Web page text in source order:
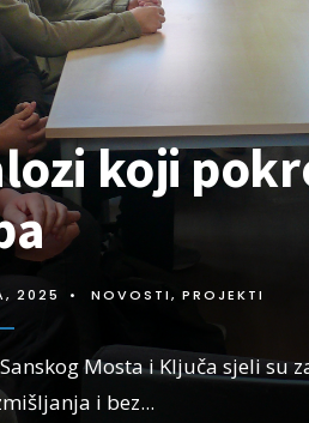
koji
2025 • NOVOSTI, PROJEKTI
Mosta i Ključa sjeli su
i bez...